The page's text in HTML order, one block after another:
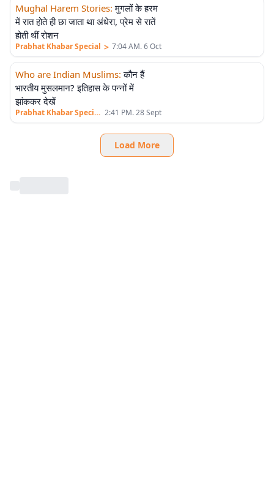
Mughal Harem Stories: मुगलों के हरम
में रात होते ही छा जाता था अंधेरा, प्रेम से रातें
होती थीं रोशन
Prabhat Khabar Special > 7:04 AM. 6 Oct
Who are Indian Muslims: कौन हैं
भारतीय मुसलमान? इतिहास के पन्नों में
झांककर देखें
Prabhat Khabar Special >
2:41 PM. 28 Sept
Load More